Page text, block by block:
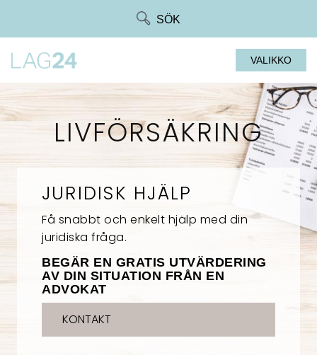
SÖK
VALIKKO
LIVFÖRSÄKRING
JURIDISK HJÄLP
Få snabbt och enkelt hjälp med din
juridiska fråga.
BEGÄR EN GRATIS UTVÄRDERING
AV DIN SITUATION FRÅN EN
ADVOKAT
KONTAKT